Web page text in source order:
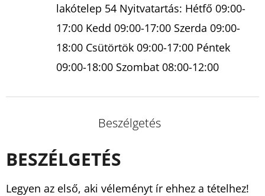
lakótelep 54 Nyitvatartás: Hétfő 09:00-
17:00 Kedd 09:00-17:00 Szerda 09:00-
18:00 Csütörtök 09:00-17:00 Péntek
09:00-18:00 Szombat 08:00-12:00
Beszélgetés
BESZÉLGETÉS
Legyen az első, aki véleményt ír ehhez a tételhez!